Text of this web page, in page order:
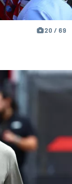
20 / 69